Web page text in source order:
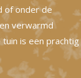
of onder de
verwarmd
tuin is een prachtig